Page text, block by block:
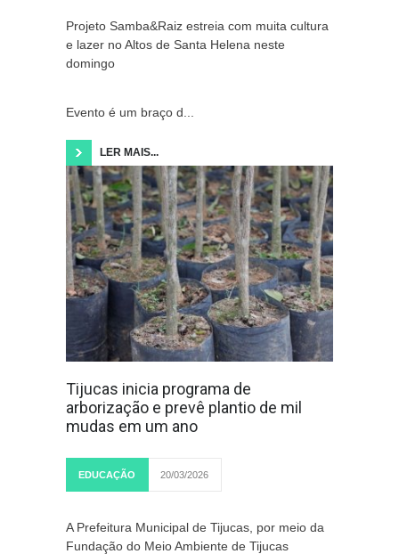
Projeto Samba&Raiz estreia com muita cultura
e lazer no Altos de Santa Helena neste
domingo
Evento é um braço d...
LER MAIS...
Tijucas inicia programa de
arborização e prevê plantio de mil
mudas em um ano
EDUCAÇÃO 20/03/2026
A Prefeitura Municipal de Tijucas, por meio da
Fundação do Meio Ambiente de Tijucas